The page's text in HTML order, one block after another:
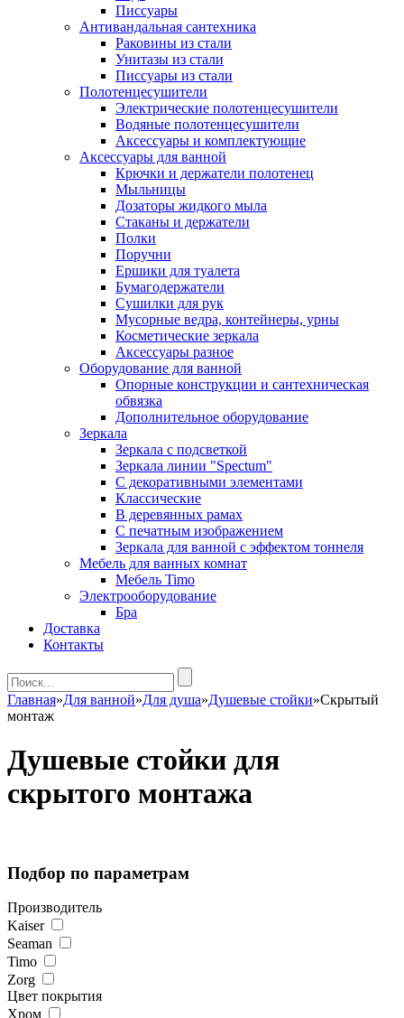
Писсуары
Антивандальная сантехника
Раковины из стали
Унитазы из стали
Писсуары из стали
Полотенцесушители
Электрические полотенцесушители
Водяные полотенцесушители
Аксессуары и комплектующие
Аксессуары для ванной
Крючки и держатели полотенец
Мыльницы
Дозаторы жидкого мыла
Стаканы и держатели
Полки
Поручни
Ершики для туалета
Бумагодержатели
Сушилки для рук
Мусорные ведра, контейнеры, урны
Косметические зеркала
Аксессуары разное
Оборудование для ванной
Опорные конструкции и сантехническая
обвязка
Дополнительное оборудование
Зеркала
Зеркала с подсветкой
Зеркала линии "Spectum"
С декоративными элементами
Классические
В деревянных рамах
С печатным изображением
Зеркала для ванной с эффектом тоннеля
Мебель для ванных комнат
Мебель Timo
Электрооборудование
Бра
Доставка
Контакты
Главная»Для ванной»Для душа»Душевые стойки»Cкрытый
монтаж
Душевые стойки для
скрытого монтажа
Подбор по параметрам
Производитель
Kaiser
Seaman
Timo
Zorg
Цвет покрытия
Хром